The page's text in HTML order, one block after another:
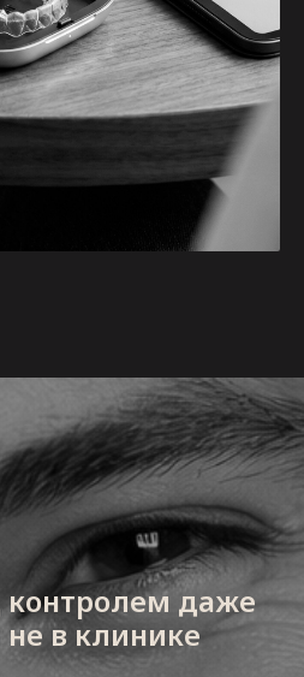
контролем даже
в клинике